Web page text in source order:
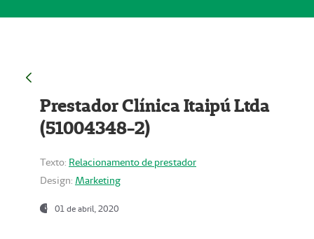
Prestador Clínica Itaipú Ltda
(51004348-2)
Texto: Relacionamento de prestador
Design: Marketing
01 de abril, 2020